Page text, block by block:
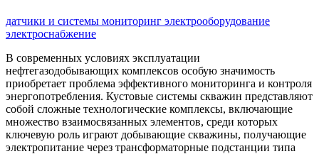
датчики и системы мониторинг электрооборудование
электроснабжение
В современных условиях эксплуатации
нефтегазодобывающих комплексов особую значимость
приобретает проблема эффективного мониторинга и контроля
энергопотребления. Кустовые системы скважин представляют
собой сложные технологические комплексы, включающие
множество взаимосвязанных элементов, среди которых
ключевую роль играют добывающие скважины, получающие
электропитание через трансформаторные подстанции типа